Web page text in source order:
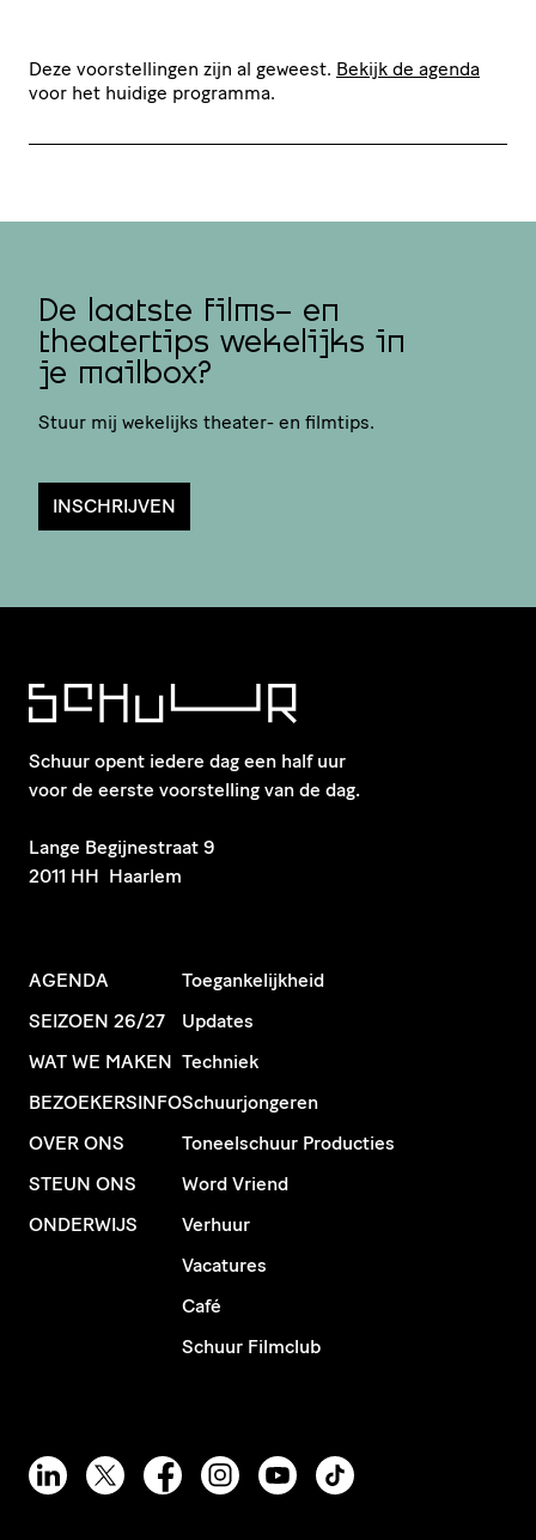
Deze voorstellingen zijn al geweest. Bekijk de agenda
voor het huidige programma.
De laatste films- en
theatertips wekelijks in
je mailbox?
Stuur mij wekelijks theater- en filmtips.
INSCHRIJVEN
Schuur opent iedere dag een half uur
voor de eerste voorstelling van de dag.
​Lange Begijnestraat 9
2011 HH Haarlem
AGENDA
SEIZOEN 26/27
WAT WE MAKEN
BEZOEKERSINFO
OVER ONS
STEUN ONS
ONDERWIJS
Toegankelijkheid
Updates
Techniek
Schuurjongeren
Toneelschuur Producties
Word Vriend
Verhuur
Vacatures
Café
Schuur Filmclub